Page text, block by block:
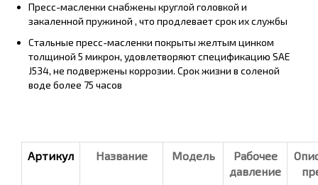
Пресс-масленки снабжены круглой головкой и
закаленной пружиной , что продлевает срок их службы
Стальные пресс-масленки покрыты желтым цинком
толщиной 5 микрон, удовлетворяют спецификацию SAE
J534, не подвержены коррозии. Срок жизни в соленой
воде более 75 часов
Артикул Название Модель
Рабочее
давление